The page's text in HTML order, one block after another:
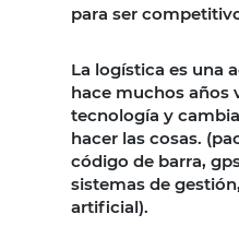
para ser
La logística es una
hace muchos años
tecnología y
hacer las cosas.
código de barra,
sistemas de
artificial).